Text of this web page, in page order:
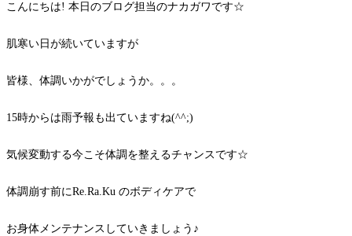
こんにちは! 本日のブログ担当のナカガワです☆
肌寒い日が続いていますが
皆様、体調いかがでしょうか。。。
15時からは雨予報も出ていますね(^^;)
気候変動する今こそ体調を整えるチャンスです☆
体調崩す前にRe.Ra.Ku のボディケアで
お身体メンテナンスしていきましょう♪